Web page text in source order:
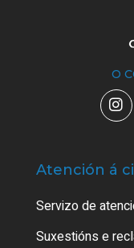
O
Atención á
Servizo de
Suxestións e